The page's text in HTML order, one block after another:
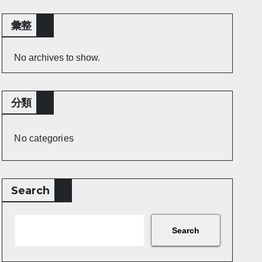
彙整
No archives to show.
分類
No categories
Search
Search